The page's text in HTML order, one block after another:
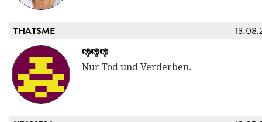
THATSME
👎👎👎
Nur Tod und Verderben.